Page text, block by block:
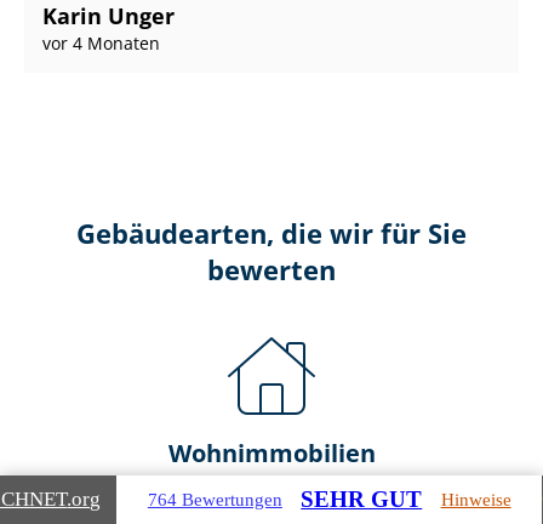
Karin Unger
vor 4 Monaten
Gebäudearten, die wir für Sie
bewerten
Wohnimmobilien
Ein- und Zwei­fa­mi­li­en­häu­ser
.org 764 Bewertungen SEHR GUT Hinweise